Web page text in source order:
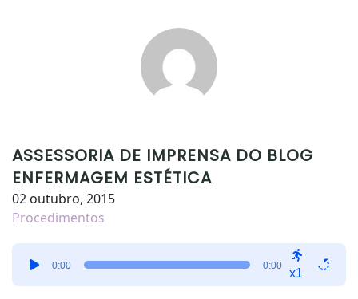
ASSESSORIA DE IMPRENSA DO BLOG
ENFERMAGEM ESTÉTICA
02 outubro, 2015
Procedimentos
0:00 0:00
x1